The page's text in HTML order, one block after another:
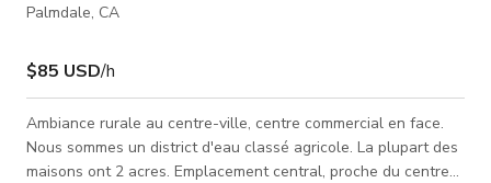
Palmdale, CA
$85 USD/h
Ambiance rurale au centre-ville, centre commercial en face.
Nous sommes un district d'eau classé agricole. La plupart des
maisons ont 2 acres. Emplacement central, proche du centre